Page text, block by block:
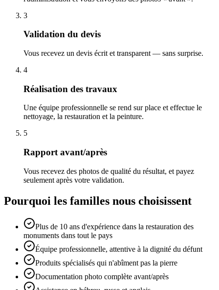
3
Validation du devis
Vous recevez un devis écrit et transparent — sans surprise.
4
Réalisation des travaux
Une équipe professionnelle se rend sur place et effectue le
nettoyage, la restauration et la peinture.
5
Rapport avant/après
Vous recevez des photos de qualité du résultat, et payez
seulement après votre validation.
Pourquoi les familles nous choisissent
Plus de 10 ans d'expérience dans la restauration des
monuments dans tout le pays
Équipe professionnelle, attentive à la dignité du défunt
Produits spécialisés qui n'abîment pas la pierre
Documentation photo complète avant/après